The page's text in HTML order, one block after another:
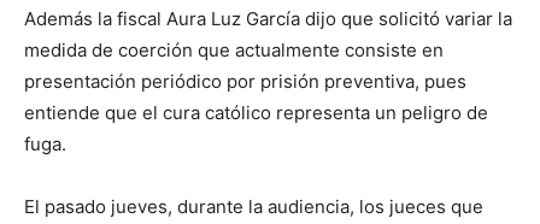
Además la fiscal Aura Luz García dijo que solicitó variar la
medida de coerción que actualmente consiste en
presentación periódico por prisión preventiva, pues
entiende que el cura católico representa un peligro de
fuga.
El pasado jueves, durante la audiencia, los jueces que